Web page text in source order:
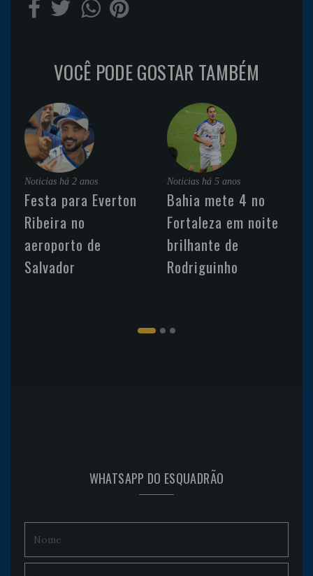
VOCÊ PODE GOSTAR TAMBÉM
Noticias há 2 anos
Festa para Everton
Ribeira no
aeroporto de
Salvador
Noticias há 5 anos
Bahia mete 4 no
Fortaleza em noite
brilhante de
Rodriguinho
WHATSAPP DO ESQUADRÃO